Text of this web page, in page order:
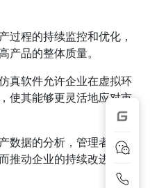
过程的持续监控和优化，
产品的整体质量。
真软件允许企业在虚拟环
使其能够更灵活地应对市
数据的分析，管理者能够
推动企业的持续改进和发